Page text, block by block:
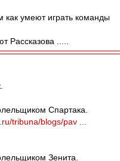
как умеют играть команды
Рассказова .....
Спартака.
tribuna/blogs/pav ...
Зенита.